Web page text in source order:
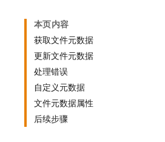
本页内容
获取文件元数据
更新文件元数据
处理错误
自定义元数据
文件元数据属性
后续步骤